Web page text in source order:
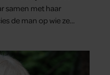
samen met haar
de man op wie ze
zijn.